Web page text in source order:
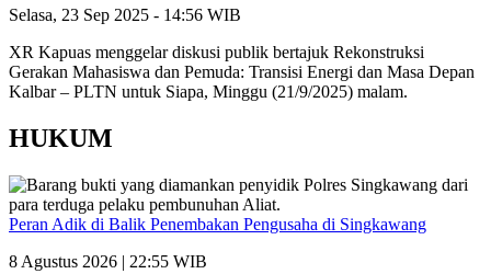
Selasa, 23 Sep 2025 - 14:56 WIB
XR Kapuas menggelar diskusi publik bertajuk Rekonstruksi
Gerakan Mahasiswa dan Pemuda: Transisi Energi dan Masa Depan
Kalbar – PLTN untuk Siapa, Minggu (21/9/2025) malam.
HUKUM
Peran Adik di Balik Penembakan Pengusaha di Singkawang
8 Agustus 2026 | 22:55 WIB